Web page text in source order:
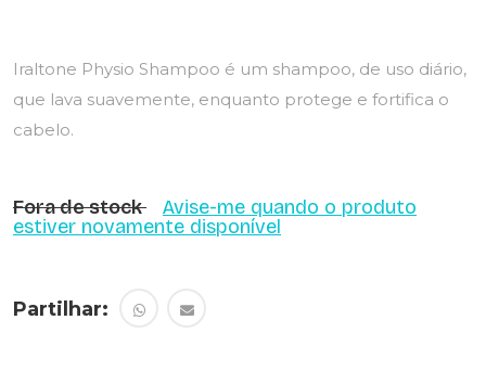
Iraltone Physio Shampoo é um shampoo, de uso diário,
que lava suavemente, enquanto protege e fortifica o
cabelo.
Fora de stock
Avise-me quando o produto
estiver novamente disponível
Partilhar: